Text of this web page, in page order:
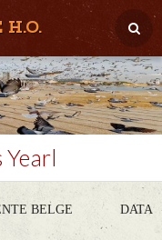
BELGE DATA